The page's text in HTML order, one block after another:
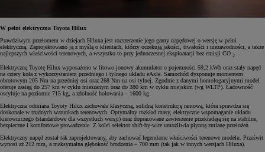
W pełni elektryczna Toyota Hilux
Prawdziwym przełomem w dziejach Hiluxa jest rozszerzenie jego gamy napędowej o wersję w pełni
elektryczną. Zaprojektowano ją z myślą o klientach, którzy oczekują jakości, trwałości i niezawodności, a także
najlepszych właściwości terenowych, a wszystko to przy jednoczesnej eksploatacji bez emisji CO 2
Elektryczną Toyotę Hilux wyposażono w litowo-jonowy akumulator o pojemności 59,2 kWh oraz stały napęd
na cztery koła z wykorzystaniem przedniego i tylnego układu eAxle. Samochód dysponuje momentem
obrotowym 205 Nm na przedniej osi oraz 268 Nm na osi tylnej. Zgodnie z danymi homologacyjnymi model
oferuje zasięg do 257 km w cyklu mieszanym oraz do 380 km w cyklu miejskim (wg WLTP). Ładowność
oscyluje na poziomie 715 kg, a zdolność holowania – 1600 kg.
Elektryczna odmiana Toyoty Hilux zachowała klasyczną, solidną konstrukcję ramową, która sprawdza się
doskonale w trudnych warunkach terenowych. Optymalny rozkład masy, elektryczne wspomaganie układu
kierowniczego (standardowe dla wszystkich wersji) oraz dopracowane zawieszenie przekładają się na stabilne,
bezpieczne i komfortowe prowadzenie. Z kolei selektor shift-by-wire umożliwia płynną zmianę przełożeń.
Elektryczny napęd został tak zaprojektowany, aby zachować legendarne właściwości terenowe modelu. Prześwit
wynosi aż 212 mm, a maksymalna głębokość brodzenia – 700 mm (tak jak w innych wersjach Hiluxa).